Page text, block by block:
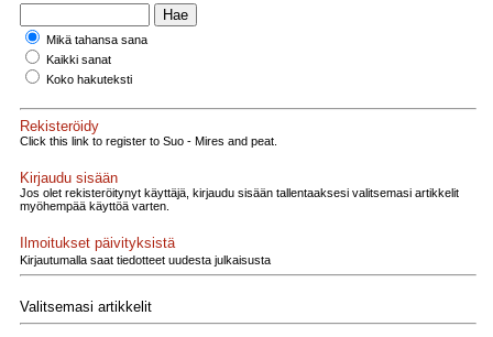
Mikä tahansa sana
Kaikki sanat
Koko hakuteksti
Rekisteröidy
Click this link to register to Suo - Mires and peat.
Kirjaudu sisään
Jos olet rekisteröitynyt käyttäjä, kirjaudu sisään tallentaaksesi valitsemasi artikkelit
myöhempää käyttöä varten.
Ilmoitukset päivityksistä
Kirjautumalla saat tiedotteet uudesta julkaisusta
Valitsemasi artikkelit